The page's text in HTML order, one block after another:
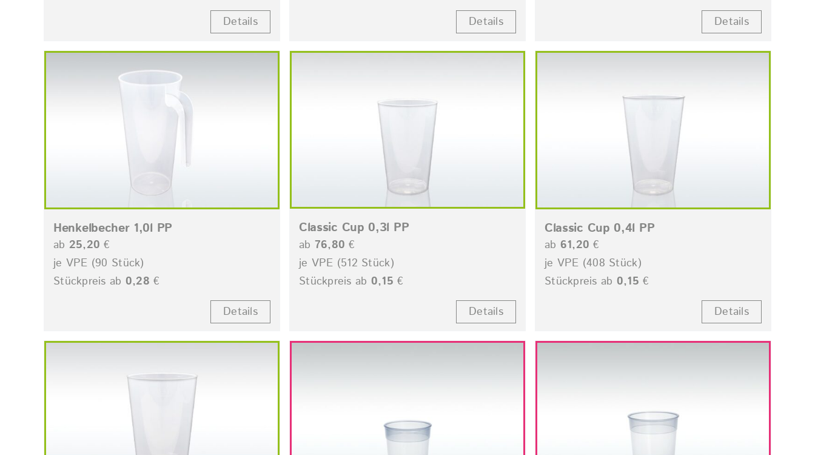
Details
Details Details
Henkelbecher 1,0l PP
ab 25,20 €
je VPE (90 Stück)
Stückpreis ab 0,28 €
Details
Classic Cup 0,3l PP
ab 76,80 €
je VPE (512 Stück)
Stückpreis ab 0,15 €
Details
Classic Cup 0,4l PP
ab 61,20 €
je VPE (408 Stück)
Stückpreis ab 0,15 €
Details